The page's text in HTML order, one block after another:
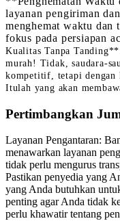
layanan pengiriman
menghemat waktu dan
fokus pada persiapan
Kualitas Tanpa
murah! Tidak, saudara-
kompetitif, tetapi dengan
Itulah yang akan
Pertimbangkan
Layanan Pengantaran:
menawarkan layanan
tidak perlu mengurus
Pastikan penyedia yang
yang Anda butuhkan
penting agar Anda tidak
perlu khawatir tentang